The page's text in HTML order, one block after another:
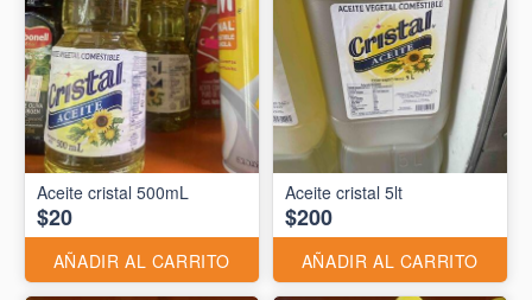
Aceite cristal 500mL
$20
AÑADIR AL CARRITO
Aceite cristal 5lt
$200
AÑADIR AL CARRITO